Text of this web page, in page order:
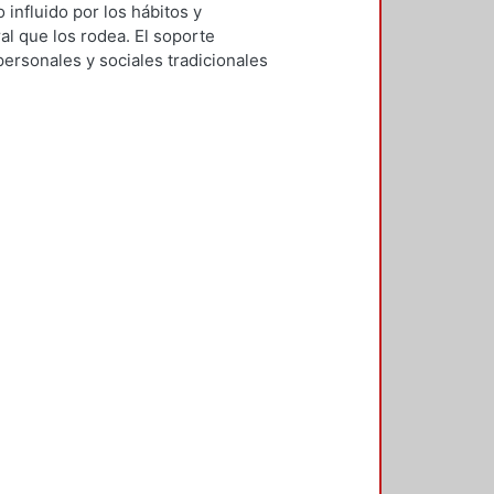
influido por los hábitos y
que los rodea. El soporte
y sociales tradicionales